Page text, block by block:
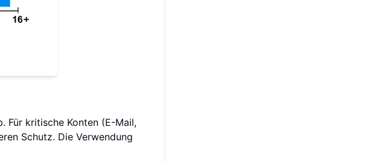
Für kritische Konten (E-Mail,
Schutz. Die Verwendung